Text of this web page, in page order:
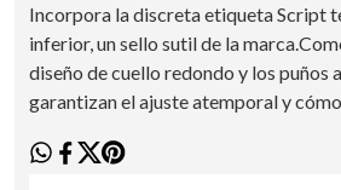
Incorpora la discreta etiqueta Script
inferior, un sello sutil de la
diseño de cuello redondo y los puños
garantizan el ajuste atemporal y